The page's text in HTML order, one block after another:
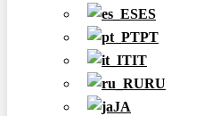
ES
PT
IT
RU
JA